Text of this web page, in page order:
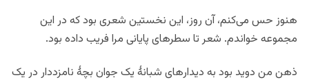
هنوز حس می‌کنم، آن روز، این نخستین شعری بود که در این
مجموعه خواندم. شعر تا سطرهای پایانی مرا فریب داده بود.
ذهن من دوید بود به دیدارهای شبانۀ یک جوان بچۀ نامزد‌دار در یک